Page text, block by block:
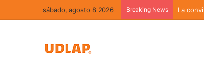
sábado, agosto 8 2026 Breaking News La